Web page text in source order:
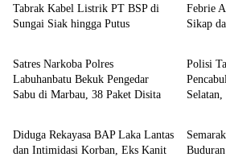
Tabrak Kabel Listrik PT BSP di
Sungai Siak hingga Putus
Febrie
Sikap
Berita
Satres Narkoba Polres
Labuhanbatu Bekuk Pengedar
Sabu di Marbau, 38 Paket Disita
Berita
Polisi
Berita
Diduga Rekayasa BAP Laka Lantas
dan Intimidasi Korban, Eks Kanit
Berita